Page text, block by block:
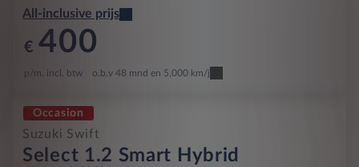
All-inclusive prijs
€ 400
p/m. incl. btw o.b.v 48 mnd en 5,000 km/j
Occasion
Suzuki Swift
Select 1.2 Smart Hybrid